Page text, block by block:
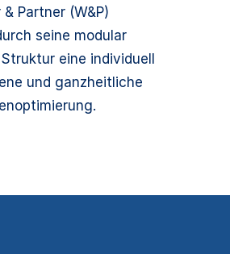
Partner (W&P)
seine modular
eine individuell
und ganzheitliche